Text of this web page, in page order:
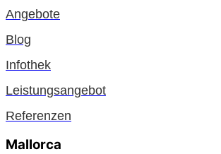
Angebote
Blog
Infothek
Leistungsangebot
Referenzen
Mallorca